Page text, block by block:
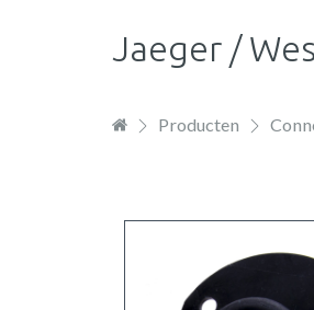
Jaeger /
Producten